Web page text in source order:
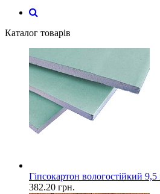
Каталог товарів
Гіпсокартон вологостійкий
382.20 грн.